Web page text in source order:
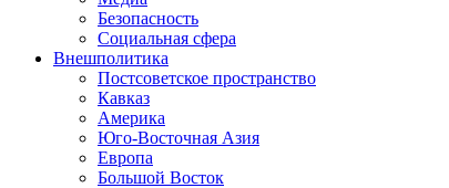
Безопасность
Социальная сфера
Внешполитика
Постсоветское пространство
Кавказ
Америка
Юго-Восточная Азия
Европа
Большой Восток